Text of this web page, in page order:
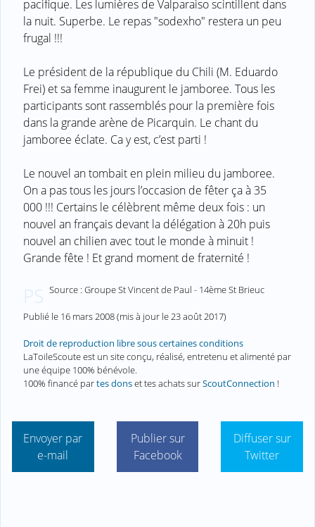
pacifique. Les lumières de Valparaiso scintillent dans
la nuit. Superbe. Le repas "sodexho" restera un peu
frugal !!!
Le président de la république du Chili (M. Eduardo
Frei) et sa femme inaugurent le jamboree. Tous les
participants sont rassemblés pour la première fois
dans la grande arène de Picarquin. Le chant du
jamboree éclate. Ca y est, c’est parti !
Le nouvel an tombait en plein milieu du jamboree.
On a pas tous les jours l’occasion de fêter ça à 35
000 !!! Certains le célèbrent même deux fois : un
nouvel an français devant la délégation à 20h puis
nouvel an chilien avec tout le monde à minuit !
Grande fête ! Et grand moment de fraternité !
PS Source : Groupe St Vincent de Paul - 14ème St Brieuc
Publié le 16 mars 2008(mis à jour le23 août 2017)
Droit de reproduction libre sous certaines conditions
LaToileScoute est un site conçu, réalisé, entretenu et alimenté par
une équipe 100% bénévole.
100% financé partes donset tes achats surScoutConnection !
Envoyer par
e-mail
Publier sur
Facebook
Diffuser sur
Twitter